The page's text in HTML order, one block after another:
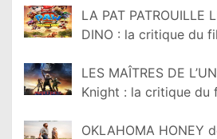
LA PAT PATROUILLE
DINO : la critique du
LES MAÎTRES DE
Knight : la critique du
OKLAHOMA HONEY